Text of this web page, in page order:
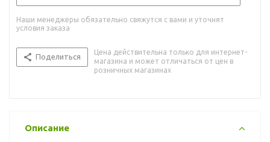
Наши менеджеры обязательно свяжутся с вами и уточнят
условия заказа
Поделиться
Цена действительна только для интернет-
магазина и может отличаться от цен в
розничных магазинах
Описание